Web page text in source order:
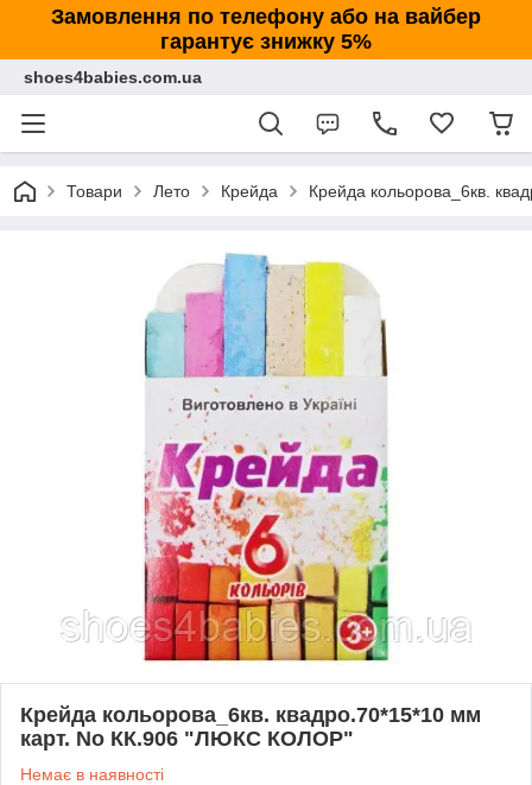
Замовлення по телефону або на вайбер
гарантує знижку 5%
shoes4babies.com.ua
Товари Лето Крейда Крейда кольорова_6кв.
Крейда кольорова_6кв. квадро.70*15*10 мм
карт. No КК.906 "ЛЮКС КОЛОР"
Немає в наявності